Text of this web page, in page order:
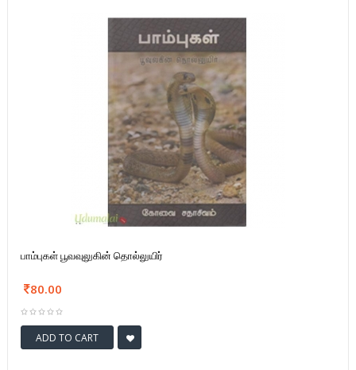
பாம்புகள் பூவவுலுகின் தொல்லுயிர்
80.00
ADD TO CART